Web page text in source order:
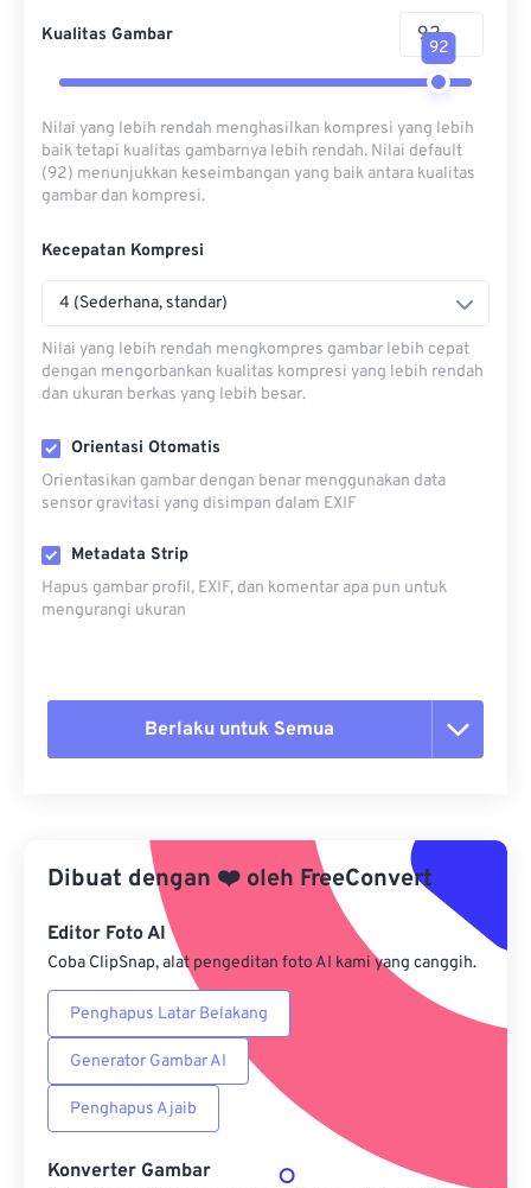
Kualitas Gambar
92
Nilai yang lebih rendah menghasilkan kompresi yang lebih
baik tetapi kualitas gambarnya lebih rendah. Nilai default
(92) menunjukkan keseimbangan yang baik antara kualitas
gambar dan kompresi.
Kecepatan Kompresi
4 (Sederhana, standar)
Nilai yang lebih rendah mengkompres gambar lebih cepat
dengan mengorbankan kualitas kompresi yang lebih rendah
dan ukuran berkas yang lebih besar.
Orientasi Otomatis
Orientasikan gambar dengan benar menggunakan data
sensor gravitasi yang disimpan dalam EXIF
Metadata Strip
Hapus gambar profil, EXIF, dan komentar apa pun untuk
mengurangi ukuran
Berlaku untuk Semua
Terapkan dari Preset
Simpan sebagai Preset
Dibuat dengan ❤️ oleh FreeConvert
Editor Foto AI
Coba ClipSnap, alat pengeditan foto AI kami yang canggih.
Penghapus Latar Belakang
Generator Gambar AI
Penghapus Ajaib
Konverter Gambar